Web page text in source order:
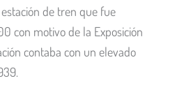
de tren que fue
con motivo de la Exposición
contaba con un elevado